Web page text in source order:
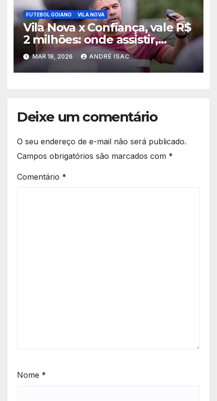
FUTEBOL GOIANO VILA NOVA
Vila Nova x Confiança, vale R$
2 milhões: onde assistir,
horário e escalações pela
Copa do Brasil
MAR 18, 2026 ANDRÉ ISAC
Deixe um comentário
O seu endereço de e-mail não será publicado.
Campos obrigatórios são marcados com *
Comentário *
Nome *